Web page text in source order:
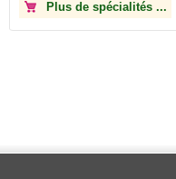
Plus de spécialités ...